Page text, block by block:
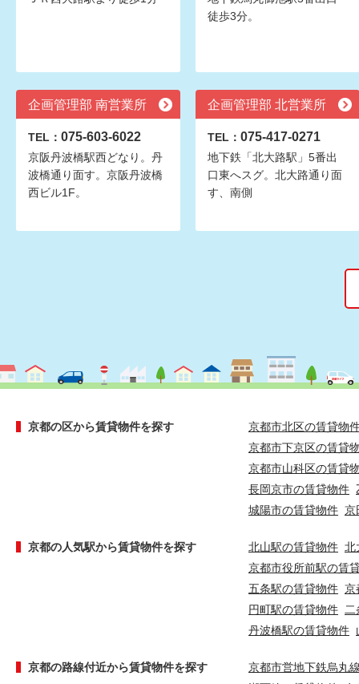
徒歩3分。
企画管理部 南営業所
TEL： 075-603-6022
京阪丹波橋駅西どなり。丹
波橋通り面す。京阪丹波橋
西ビル1F。
企画管理部 北営業所
TEL： 075-417-0271
地下鉄「北大路駅」5番出
口東へスグ。北大路通り面
す、南側
京都の区から賃貸物件を探す
京都市北区の賃貸物
京都市下京区の賃貸
京都市山科区の賃貸
長岡京市の賃貸物件
城陽市の賃貸物件 京
京都の人気駅から賃貸物件を探す 北山駅の賃貸物件 北
京都市役所前駅の賃
五条駅の賃貸物件 京
円町駅の賃貸物件
丹波橋駅の賃貸物件
京都の路線付近から賃貸物件を探す
京都市営地下鉄烏丸